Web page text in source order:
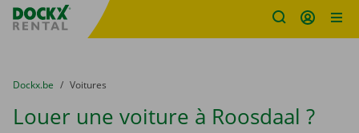
sitename
You are here:
du
Dockx.be to
Voitures
Louer une voiture à Roosdaal ?